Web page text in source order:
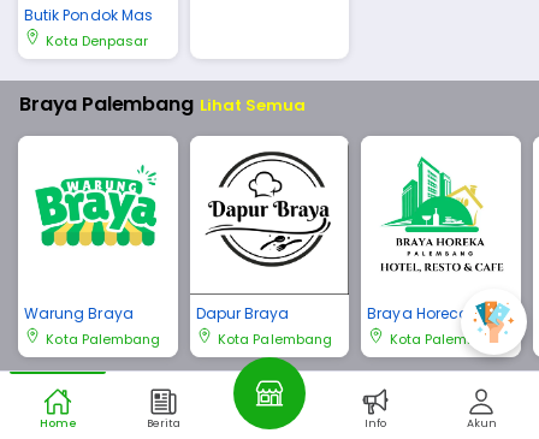
Butik Pondok Mas
Kota Denpasar
Braya Palembang Lihat Semua
Warung Braya
Kota Palembang
Dapur Braya
Kota Palembang
Braya Horeca Pale
mbang
Kota Palembang
Braya Bali Lihat Semua
Home Berita Info Akun